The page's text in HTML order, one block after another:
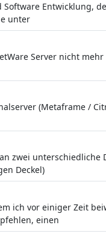
Entwicklung,
unter
Server nicht
(Metaframe /
zwei unterschiedliche
Deckel)
ich vor einiger Zeit
einen